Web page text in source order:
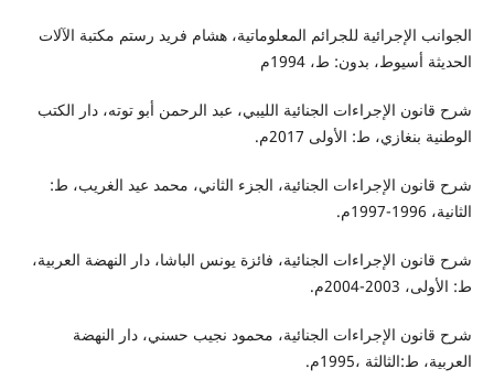
الجوانب الإجرائية للجرائم المعلوماتية، هشام فريد رستم مكتبة الآلات
الحديثة أسيوط، بدون: ط، 1994م
شرح قانون الإجراءات الجنائية الليبي، عبد الرحمن أبو توته، دار الكتب
الوطنية بنغازي، ط: الأولى 2017م.
شرح قانون الإجراءات الجنائية، الجزء الثاني، محمد عيد الغريب، ط:
الثانية، 1996-1997م.
شرح قانون الإجراءات الجنائية، فائزة يونس الباشا، دار النهضة العربية،
ط: الأولى، 2003-2004م.
شرح قانون الإجراءات الجنائية، محمود نجيب حسني، دار النهضة
العربية، ط:الثالثة ،1995م.